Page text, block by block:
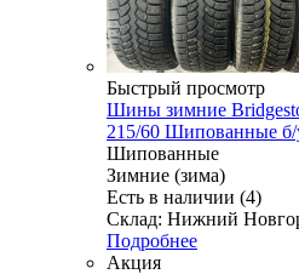
Быстрый просмотр
Шины зимние
215/60 Шипованные б/
Шипованные
Зимние (зима)
Есть в наличии (4)
Склад: Нижний
Подробнее
Акция